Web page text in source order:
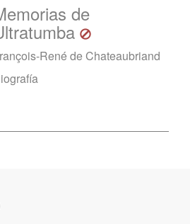
de
René de Chateaubriand